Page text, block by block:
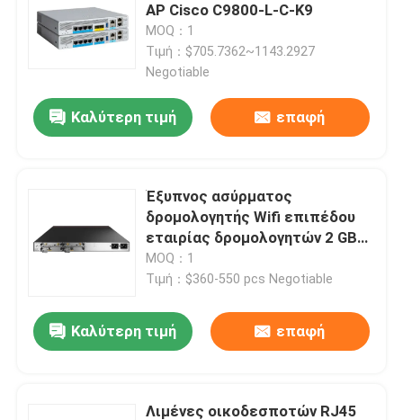
Σχετικά με εμάς
Επισκέψεις στο εργοστάσιο
Έλεγχος ποιότητας
Ειδήσεις
VR Show
Κεντρικός υπολογιστής αποθήκευσης ραφιών
AP Cisco C9800-L-C-K9
MOQ：1
Τιμή：$705.7362~1143.2927
Negotiable
Καλύτερη τιμή επαφή
Έξυπνος ασύρματος
δρομολογητής Wifi επιπέδου
εταιρίας δρομολογητών 2 GBP
Huawei AR6121
MOQ：1
Τιμή：$360-550 pcs Negotiable
Καλύτερη τιμή επαφή
Λιμένες οικοδεσποτών RJ45